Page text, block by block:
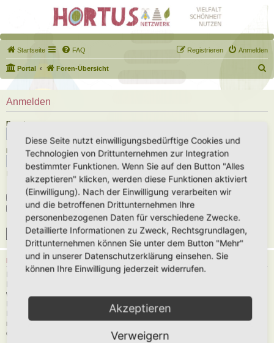
Startseite FAQ Anmelden
Registrieren
Portal Foren-Übersicht
u
h
Anmelden
Benutzername:
Passwort:
Ich habe mein Passwort vergessen
Angemeldet bleiben
Meinen Online-Status während dieser Sitzung verbergen
REGISTRIEREN
Du musst in diesem Forum registriert sein, um dich anmelden zu können. Die
weitere Funktionen zuzugreifen. Die Board-Administration kann registrierten
Benutzern auch zusätzliche Berechtigungen zuweisen. Beachte bitte unsere
Nutzungsbedingungen und die verwandten Regelungen, bevor du dich
registrierst. Bitte beachte auch die jeweiligen Forenregeln, wenn du dich in
diesem Board bewegst.
Diese Seite nutzt einwilligungsbedürftige Cookies und
Technologien von Drittunternehmen zur Integration
bestimmter Funktionen. Wenn Sie auf den Button "Alles
akzeptieren" klicken, werden diese Funktionen aktiviert
(Einwilligung). Nach der Einwilligung verarbeiten wir
und die betroffenen Drittunternehmen Ihre
personenbezogenen Daten für verschiedene Zwecke.
Detaillierte Informationen zu Zweck, Rechtsgrundlagen,
Drittunternehmen können Sie unter dem Button "Mehr"
und in unserer Datenschutzerklärung einsehen. Sie
können Ihre Einwilligung jederzeit widerrufen.
Akzeptieren
Verweigern